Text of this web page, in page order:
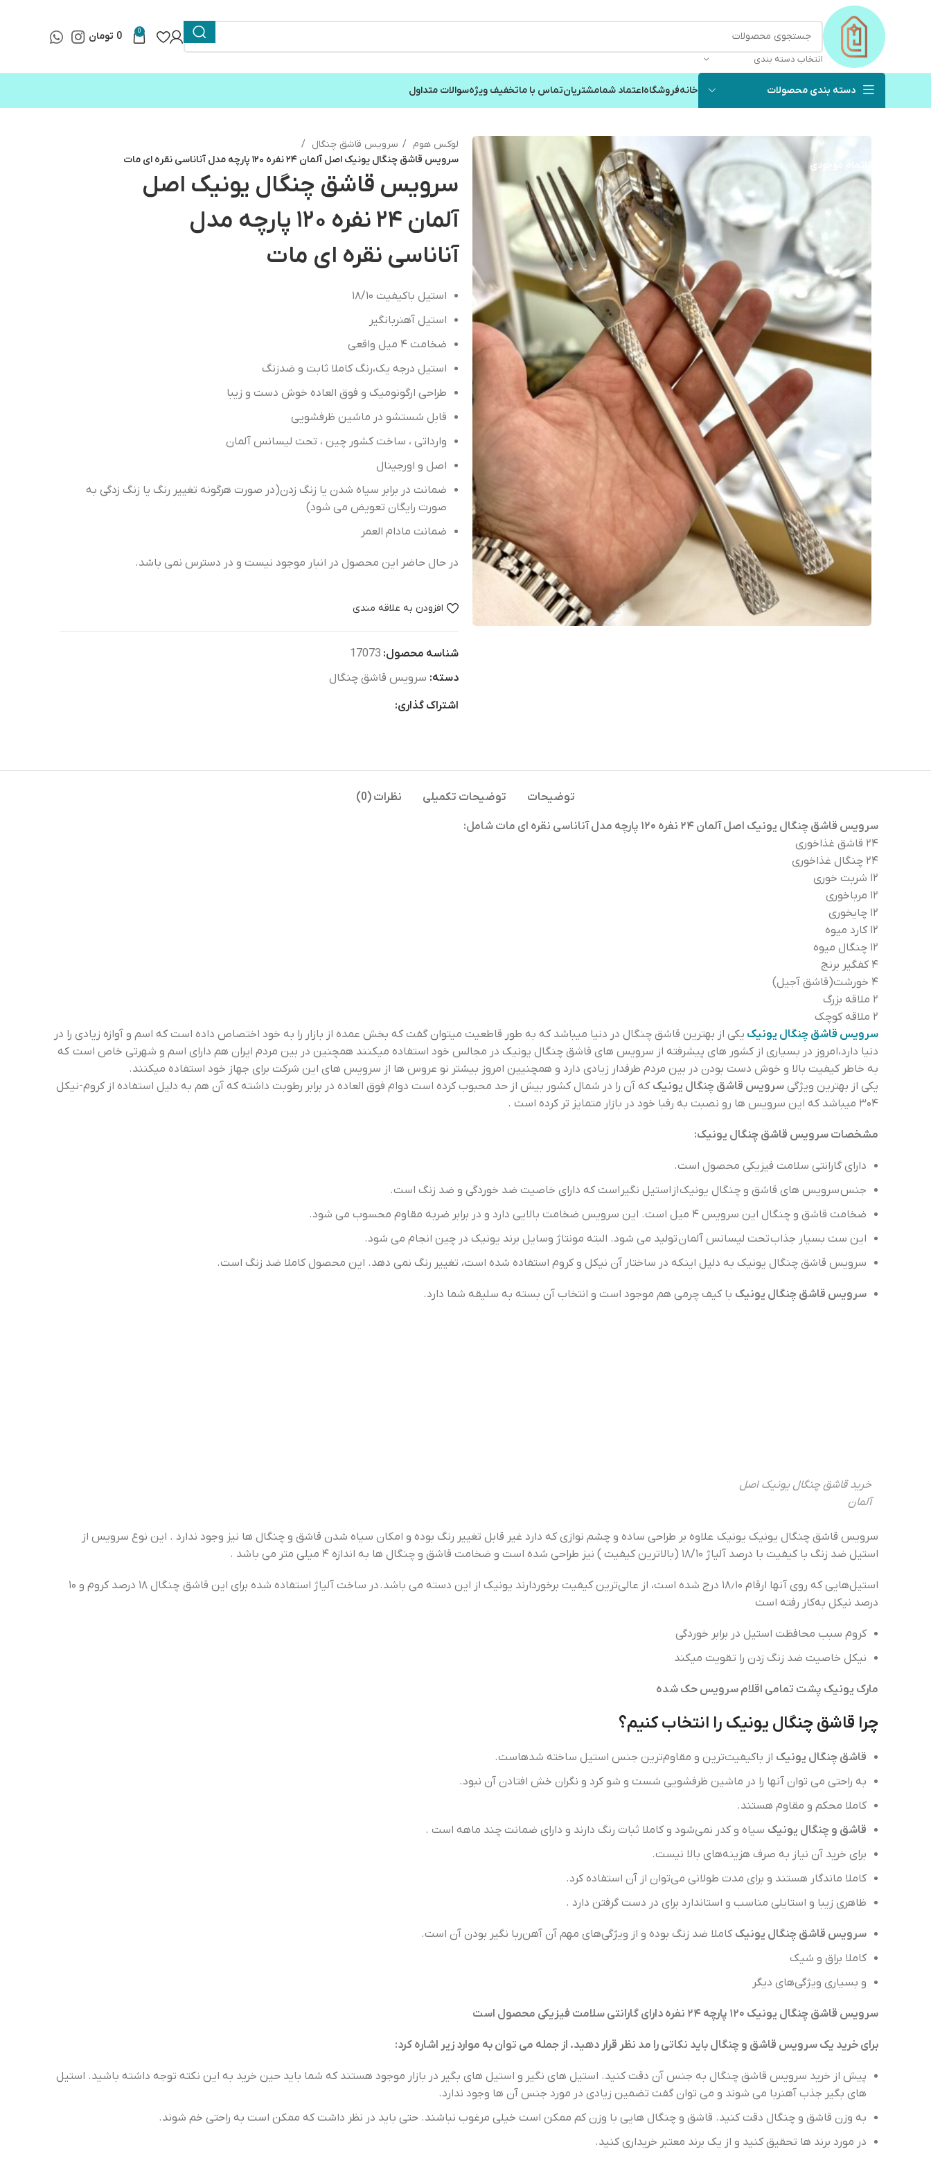
انتخاب دسته بندی
0
0 تومان
دسته بندی محصولات خانهفروشگاهاعتماد شمامشتریانتماس با ماتخفیف ویژهسوالات متداول
اتمام موجودی
لوکس هوم
سرویس قاشق چنگال
سرویس قاشق چنگال یونیک اصل آلمان ۲۴ نفره ۱۲۰ پارچه مدل آناناسی نقره ای مات
سرویس قاشق چنگال یونیک اصل
آلمان ۲۴ نفره ۱۲۰ پارچه مدل
آناناسی نقره ای مات
استیل باکیفیت ۱۸/۱۰
استیل آهنربانگیر
استیل درجه یک،رنگ کاملا ثابت و ضدزنگ
طراحی ارگونومیک و فوق العاده خوش دست و زیبا
اصل و‌ اورجینال
ضمانت در برابر سیاه شدن یا زنگ زدن(در صورت هرگونه تغییر رنگ یا زنگ زدگی به
صورت رایگان تعویض می شود)
ضمانت مادام العمر
در حال حاضر این محصول در انبار موجود نیست و در دسترس نمی باشد.
افزودن به علاقه مندی
شناسه محصول: 17073
دسته: سرویس قاشق چنگال
اشتراک گذاری:
توضیحات توضیحات تکمیلی نظرات (0)
سرویس قاشق چنگال یونیک اصل آلمان ۲۴ نفره ۱۲۰ پارچه مدل آناناسی نقره ای مات شامل:
۲۴ قاشق غذاخوری
۲۴ چنگال غذاخوری
۱۲ شربت خوری
۱۲ مرباخوری
۱۲ چایخوری
۱۲ کارد میوه
۱۲ چنگال میوه
۴ کفگیر برنج
۴ خورشت(قاشق آجیل)
۲ ملاقه بزرگ
۲ ملاقه کوچک
سرویس قاشق چنگال یونیک یکی از بهترین قاشق چنگال در دنیا میباشد که به طور قاطعیت میتوان گفت که بخش عمده از بازار را به خود اختصاص داده است که اسم و آوازه زیادی را در
دنیا دارد،امروز در بسیاری از کشور های پیشرفته از سرویس های قاشق چنگال یونیک در مجالس خود استفاده میکنند همچنین در بین مردم ایران هم دارای اسم و شهرتی خاص است که
به خاطر کیفیت بالا و خوش دست بودن در بین مردم طرفدار زیادی دارد و همچنیین امروز بیشتر نو عروس ها از سرویس های این شرکت برای جهاز خود استفاده میکنند.
یکی از بهترین ویژگی سرویس قاشق چنگال یونیک که آن را در شمال کشور بیش از حد محبوب کرده است دوام فوق العاده در برابر رطوبت داشته که آن هم به دلیل استفاده از کروم-نیکل
۳۰۴ میباشد که این سرویس ها رو نصبت به رقبا خود در بازار متمایز تر کرده است .
مشخصات سرویس قاشق چنگال یونیک:
دارای گارانتی سلامت فیزیکی محصول است.
جنس سرویس های قاشق و چنگال یونیک از استیل نگیر است که دارای خاصیت ضد خوردگی و ضد زنگ است.
ضخامت قاشق و چنگال این سرویس ۴ میل است. این سرویس ضخامت بالایی دارد و در برابر ضربه مقاوم محسوب می شود.
این ست بسیار جذاب تحت لیسانس آلمان تولید می شود. البته مونتاژ وسایل برند یونیک در چین انجام می شود.
سرویس قاشق چنگال یونیک به دلیل اینکه در ساختار آن نیکل و کروم استفاده شده است، تغییر رنگ نمی دهد. این محصول کاملا ضد زنگ است.
سرویس قاشق چنگال یونیک با کیف چرمی هم موجود است و انتخاب آن بسته به سلیقه شما دارد.
خرید قاشق چنگال یونیک اصل
آلمان
سرویس قاشق چنگال یونیک یونیک علاوه بر طراحی ساده و چشم نوازی که دارد غیر قابل تغییر رنگ بوده و امکان سیاه شدن قاشق و چنگال ها نیز وجود ندارد . این نوع سرویس از
استیل ضد زنگ با کیفیت با درصد آلیاژ ۱۸/۱۰ (بالاترین کیفیت ) نیز طراحی شده است و ضخامت قاشق و چنگال ها به اندازه ۴ میلی متر می باشد .
استیل‌هایی که روی آنها ارقام ۱۸٫۱۰ درج شده است، از عالی‌ترین کیفیت برخوردارند یونیک از این دسته می باشد. در ساخت آلیاژ استفاده شده برای این قاشق چنگال ۱۸ درصد کروم و ۱۰
درصد نیکل به‌کار رفته است
کروم سبب محافظت استیل در برابر خوردگی
نیکل خاصیت ضد زنگ زدن را تقویت میکند
مارک یونیک پشت تمامی اقلام سرویس حک شده
چرا قاشق چنگال یونیک را انتخاب کنیم؟
قاشق چنگال یونیک از باکیفیت‌­ترین و مقاوم­‌ترین جنس استیل ساخته شده­است.
به راحتی می توان آن­ها را در ماشین ظرف­شویی شست و شو کرد و نگران خش افتادن آن نبود.
کاملا محکم و مقاوم هستند.
قاشق و چنگال یونیک سیاه و کدر نمی‌شود و کاملا ثبات رنگ دارند و دارای ضمانت چند ماهه است .
برای خرید آن نیاز به صرف هزینه‌های بالا نیست.
کاملا ماندگار هستند و برای مدت طولانی می‌توان از آن استفاده کرد.
ظاهری زیبا و استایلی مناسب و استاندارد برای در دست گرفتن دارد .
سرویس قاشق چنگال یونیک کاملا ضد زنگ بوده و از ویژگی‌های مهم آن آهن‌ربا نگیر بودن آن است.
کاملا براق و شیک
و بسیاری ویژگی‌های دیگر
سرویس قاشق چنگال یونیک ۱۲۰ پارچه ۲۴ نفره دارای گارانتی سلامت فیزیکی محصول است
برای خرید یک سرویس قاشق و چنگال باید نکاتی را مد نظر قرار دهید. از جمله می توان به موارد زیر اشاره کرد:
پیش از خرید سرویس قاشق چنگال به جنس آن دقت کنید. استیل های نگیر و استیل های بگیر در بازار موجود هستند که شما باید حین خرید به این نکته توجه داشته باشید. استیل
های بگیر جذب آهنربا می شوند و می توان گفت تضمین زیادی در مورد جنس آن ها وجود ندارد.
به وزن قاشق و چنگال دقت کنید. قاشق و چنگال هایی با وزن کم ممکن است خیلی مرغوب نباشند. حتی باید در نظر داشت که ممکن است به راحتی خم شوند.
در مورد برند ها تحقیق کنید و از یک برند معتبر خریداری کنید.